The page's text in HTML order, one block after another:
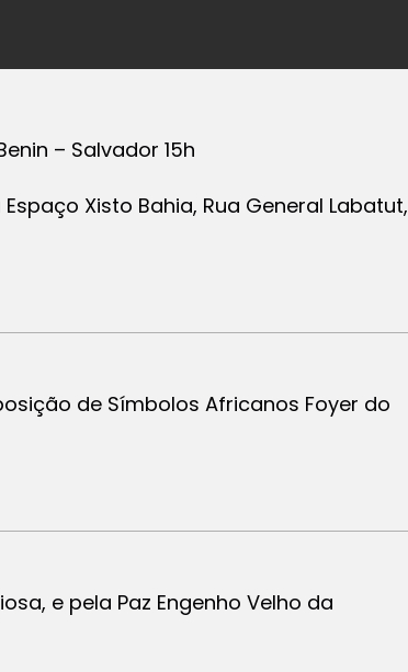
– Salvador 15h
Xisto Bahia, Rua General Labatut,
de Símbolos Africanos Foyer do
e pela Paz Engenho Velho da